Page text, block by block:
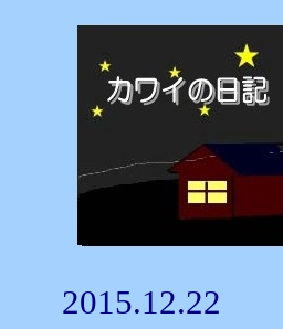
2015.12.22